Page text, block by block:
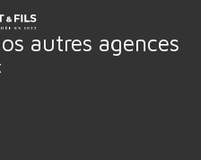
autres agences
: